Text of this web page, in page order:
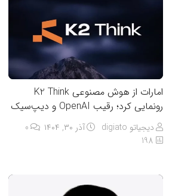
امارات از هوش مصنوعی K2 Think
رونمایی کرد؛ رقیب OpenAI و دیپ‌سیک
دیجیاتو digiato آذر ۳۰, ۱۴۰۴
0
198